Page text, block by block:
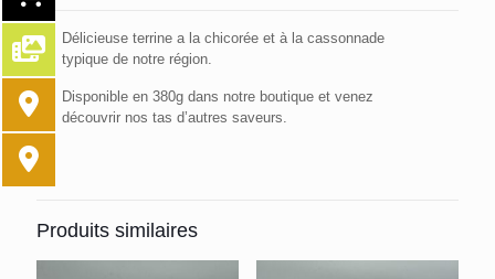
Délicieuse terrine a la chicorée et à la cassonnade
typique de notre région.
Disponible en 380g dans notre boutique et venez
découvrir nos tas d’autres saveurs.
Produits similaires